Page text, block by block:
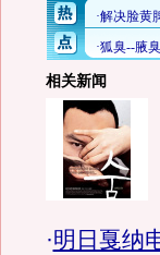
相关新闻
·明日戛纳